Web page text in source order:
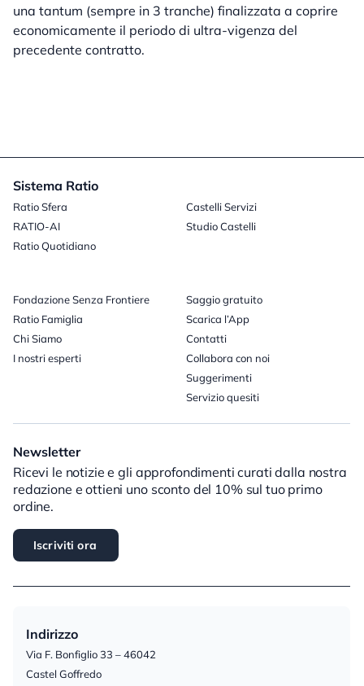
una tantum (sempre in 3 tranche) finalizzata a coprire
economicamente il periodo di ultra-vigenza del
precedente contratto.
Sistema Ratio
Ratio Sfera
RATIO-AI
Ratio Quotidiano
Castelli Servizi
Studio Castelli
Fondazione Senza Frontiere
Ratio Famiglia
Chi Siamo
I nostri esperti
Saggio gratuito
Scarica l’App
Contatti
Collabora con noi
Suggerimenti
Servizio quesiti
Newsletter
Ricevi le notizie e gli approfondimenti curati dalla nostra
redazione e ottieni uno sconto del 10% sul tuo primo
ordine.
Iscriviti ora
Indirizzo
Via F. Bonfiglio 33 – 46042
Castel Goffredo